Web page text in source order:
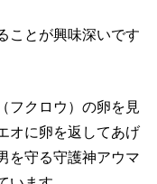
ことが興味深いです
フクロウ）の卵を見
オに卵を返してあげ
を守る守護神アウマ